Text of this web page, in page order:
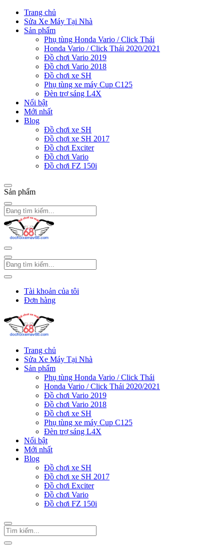
Trang chủ
Sửa Xe Máy Tại Nhà
Sản phẩm
Phụ tùng Honda Vario / Click Thái
Honda Vario / Click Thái 2020/2021
Đồ chơi Vario 2019
Đồ chơi Vario 2018
Đồ chơi xe SH
Phụ tùng xe máy Cup C125
Đèn trợ sáng L4X
Nổi bật
Mới nhất
Blog
Đồ chơi xe SH
Đồ chơi xe SH 2017
Đồ chơi Exciter
Đồ chơi Vario
Đồ chơi FZ 150i
Sản phẩm
Tài khoản của tôi
Đơn hàng
Trang chủ
Sửa Xe Máy Tại Nhà
Sản phẩm
Phụ tùng Honda Vario / Click Thái
Honda Vario / Click Thái 2020/2021
Đồ chơi Vario 2019
Đồ chơi Vario 2018
Đồ chơi xe SH
Phụ tùng xe máy Cup C125
Đèn trợ sáng L4X
Nổi bật
Mới nhất
Blog
Đồ chơi xe SH
Đồ chơi xe SH 2017
Đồ chơi Exciter
Đồ chơi Vario
Đồ chơi FZ 150i